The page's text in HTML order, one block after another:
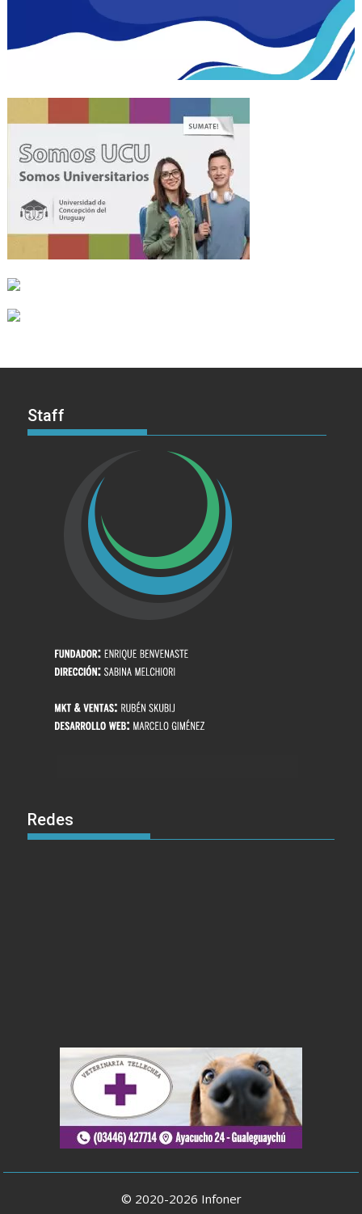
Staff
Redes
© 2020-2026 Infoner